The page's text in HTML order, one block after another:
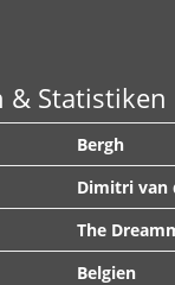
& Statistiken
Bergh
Dimitri van
The
Belgien